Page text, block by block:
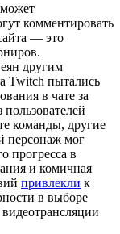
комментировать
— это
другим
Twitch пытались
в чате за
команды, другие
персонаж мог
прогресса в
и комичная
привлекли к
в выборе